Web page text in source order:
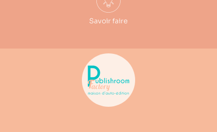
Savoir faire